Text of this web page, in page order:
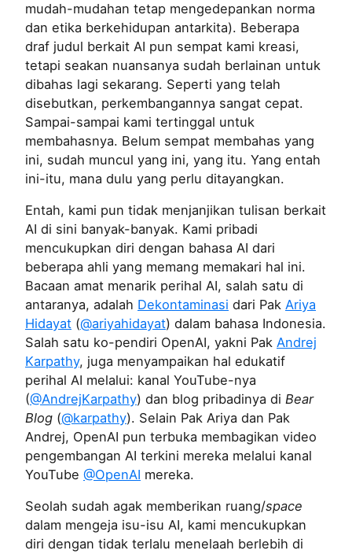
mudah-mudahan tetap mengedepankan norma
dan etika berkehidupan antarkita). Beberapa
draf judul berkait AI pun sempat kami kreasi,
tetapi seakan nuansanya sudah berlainan untuk
dibahas lagi sekarang. Seperti yang telah
disebutkan, perkembangannya sangat cepat.
Sampai-sampai kami tertinggal untuk
membahasnya. Belum sempat membahas yang
ini, sudah muncul yang ini, yang itu. Yang entah
ini-itu, mana dulu yang perlu ditayangkan.
Entah, kami pun tidak menjanjikan tulisan berkait
AI di sini banyak-banyak. Kami pribadi
mencukupkan diri dengan bahasa AI dari
beberapa ahli yang memang memakari hal ini.
Bacaan amat menarik perihal AI, salah satu di
antaranya, adalah Dekontaminasi dari Pak Ariya
Hidayat (@ariyahidayat) dalam bahasa Indonesia.
Salah satu ko-pendiri OpenAI, yakni Pak Andrej
Karpathy, juga menyampaikan hal edukatif
perihal AI melalui: kanal YouTube-nya
(@AndrejKarpathy) dan blog pribadinya di Bear
Blog (@karpathy). Selain Pak Ariya dan Pak
Andrej, OpenAI pun terbuka membagikan video
pengembangan AI terkini mereka melalui kanal
YouTube @OpenAI mereka.
Seolah sudah agak memberikan ruang/space
dalam mengeja isu-isu AI, kami mencukupkan
diri dengan tidak terlalu menelaah berlebih di